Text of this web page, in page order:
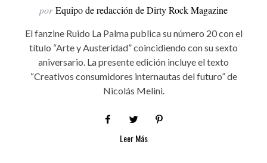
por Equipo de redacción de Dirty Rock Magazine
El fanzine Ruido La Palma publica su número 20 con el
título “Arte y Austeridad” coincidiendo con su sexto
aniversario. La presente edición incluye el texto
“Creativos consumidores internautas del futuro” de
Nicolás Melini.
Leer Más